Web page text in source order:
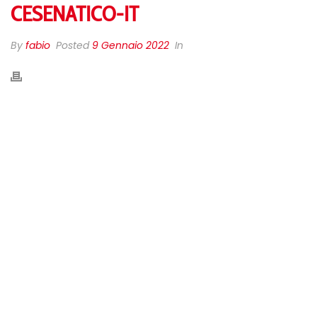
CESENATICO-IT
By fabio Posted 9 Gennaio 2022 In